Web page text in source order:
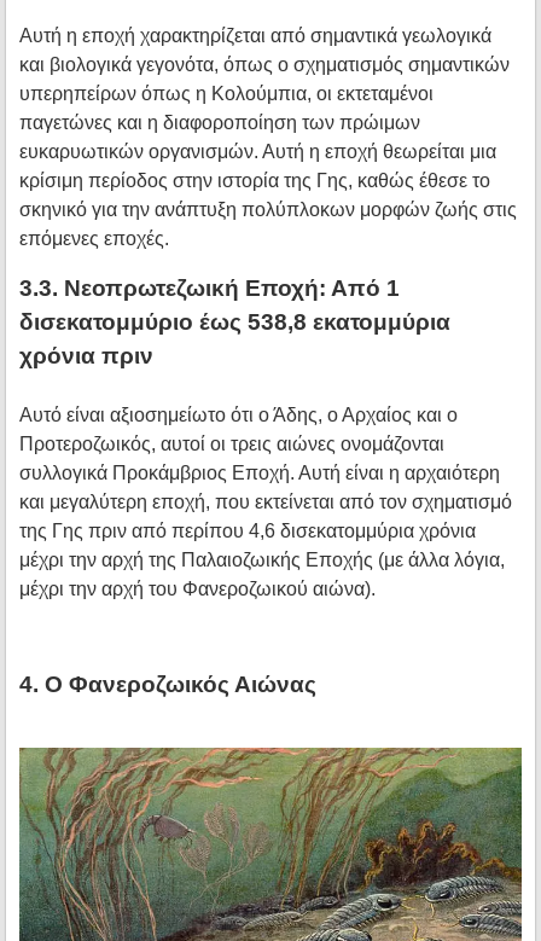
Αυτή η εποχή χαρακτηρίζεται από σημαντικά γεωλογικά
και βιολογικά γεγονότα, όπως ο σχηματισμός σημαντικών
υπερηπείρων όπως η Κολούμπια, οι εκτεταμένοι
παγετώνες και η διαφοροποίηση των πρώιμων
ευκαρυωτικών οργανισμών. Αυτή η εποχή θεωρείται μια
κρίσιμη περίοδος στην ιστορία της Γης, καθώς έθεσε το
σκηνικό για την ανάπτυξη πολύπλοκων μορφών ζωής στις
επόμενες εποχές.
3.3. Νεοπρωτεζωική Εποχή: Από 1
δισεκατομμύριο έως 538,8 εκατομμύρια
χρόνια πριν
Αυτό είναι αξιοσημείωτο ότι ο Άδης, ο Αρχαίος και ο
Προτεροζωικός, αυτοί οι τρεις αιώνες ονομάζονται
συλλογικά Προκάμβριος Εποχή. Αυτή είναι η αρχαιότερη
και μεγαλύτερη εποχή, που εκτείνεται από τον σχηματισμό
της Γης πριν από περίπου 4,6 δισεκατομμύρια χρόνια
μέχρι την αρχή της Παλαιοζωικής Εποχής (με άλλα λόγια,
μέχρι την αρχή του Φανεροζωικού αιώνα).
4. Ο Φανεροζωικός Αιώνας